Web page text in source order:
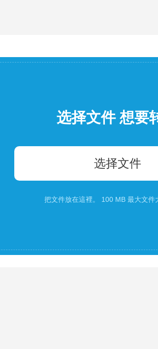
选择文件 想要
选择文件
把文件放在這裡。 100 MB 最大文件